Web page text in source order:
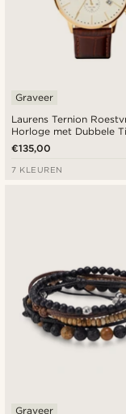
Laurens Ternion
Horloge met Dubbele
Graveer
€135,00
7 KLEUREN
Graveer